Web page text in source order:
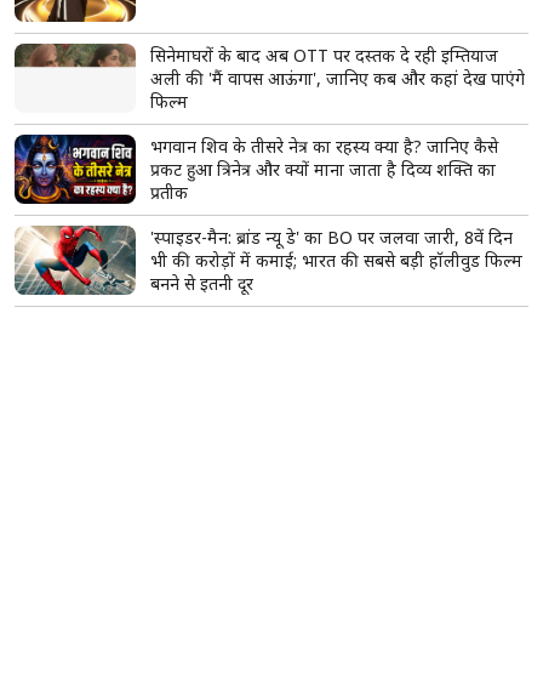
सिनेमाघरों के बाद अब OTT पर दस्तक दे रही इम्तियाज
अली की 'मैं वापस आऊंगा', जानिए कब और कहां देख पाएंगे
फिल्म
भगवान शिव के तीसरे नेत्र का रहस्य क्या है? जानिए कैसे
प्रकट हुआ त्रिनेत्र और क्यों माना जाता है दिव्य शक्ति का
प्रतीक
'स्पाइडर-मैन: ब्रांड न्यू डे' का BO पर जलवा जारी, 8वें दिन
भी की करोड़ों में कमाई; भारत की सबसे बड़ी हॉलीवुड फिल्म
बनने से इतनी दूर